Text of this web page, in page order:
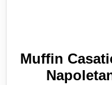
Muffin